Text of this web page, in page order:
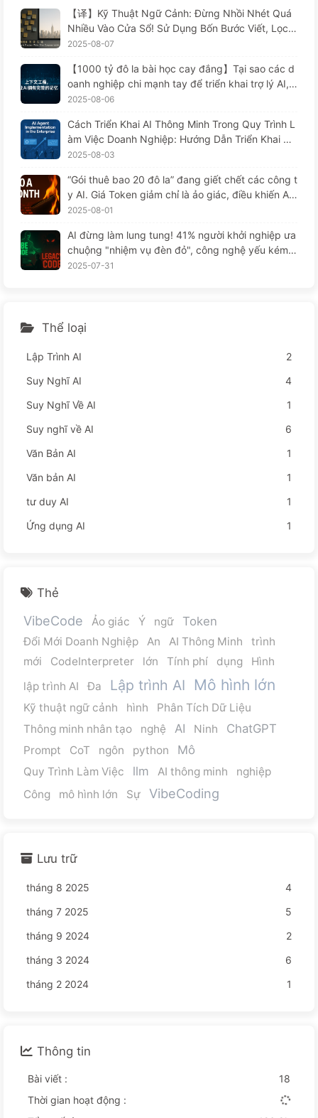
【译】Kỹ Thuật Ngữ Cảnh: Đừng Nhồi Nhét Quá
Nhiều Vào Cửa Sổ! Sử Dụng Bốn Bước Viết, Lọc,
Nén Và Tách Rời, Cảnh Giác Với Sự Can Thiệp Gâ
Học AI 170
2025-08-07
【1000 tỷ đô la bài học cay đắng】Tại sao các d
oanh nghiệp chi mạnh tay để triển khai trợ lý AI, n
hưng lại "quên" vào những lúc then chốt, khiến đ
ậm rãi học AI169
2025-08-06
Cách Triển Khai AI Thông Minh Trong Quy Trình L
àm Việc Doanh Nghiệp: Hướng Dẫn Triển Khai Ho
àn Chỉnh Năm 2025 — Chậm Rãi Học AI166
2025-08-03
“Gói thuê bao 20 đô la” đang giết chết các công t
y AI. Giá Token giảm chỉ là ảo giác, điều khiến AI
thực sự đắt đỏ chính là lòng tham của bạn — Họ
2025-08-01
AI đừng làm lung tung! 41% người khởi nghiệp ưa
chuộng "nhiệm vụ đèn đỏ", công nghệ yếu kém k
hiến nhân viên khổ sở hơn — từ từ học AI
2025-07-31
Thể loại
Lập Trình AI
2
Suy Nghĩ AI
4
Suy Nghĩ Về AI
1
Suy nghĩ về AI
6
Văn Bản AI
1
Văn bản AI
1
tư duy AI
1
Ứng dụng AI
1
Thẻ
VibeCode Ảo giác Ý ngữ Token
Đổi Mới Doanh Nghiệp An AI Thông Minh
trình
mới
CodeInterpreter lớn Tính phí dụng
Hình
lập trình AI
Đa Lập trình AI Mô hình lớn
Kỹ thuật ngữ cảnh hình
Phân Tích Dữ Liệu
Thông minh nhân tạo
nghệ AI Ninh ChatGPT
Prompt CoT ngôn python Mô
Quy Trình Làm Việc llm AI thông minh
nghiệp
Công
mô hình lớn Sự VibeCoding
Lưu trữ
tháng 8 2025
4
tháng 7 2025
5
tháng 9 2024
2
tháng 3 2024
6
tháng 2 2024
1
Thông tin
Bài viết :
18
Thời gian hoạt động :